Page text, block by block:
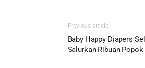
Previous article
Baby Happy Diapers
Salurkan Ribuan Popok